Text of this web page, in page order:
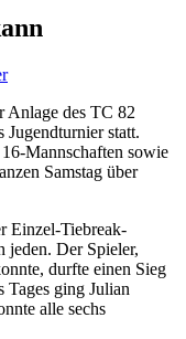
Anlage des TC 82
statt.
Mannschaften sowie
Samstag über
Einzel-Tiebreak-
jeden. Der Spieler,
durfte einen Sieg
Tages ging Julian
alle sechs